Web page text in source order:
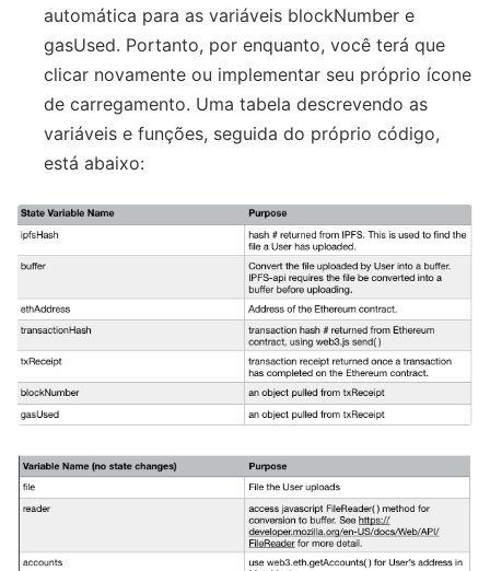
automática para as variáveis blockNumber e
gasUsed. Portanto, por enquanto, você terá que
clicar novamente ou implementar seu próprio ícone
de carregamento. Uma tabela descrevendo as
variáveis e funções, seguida do próprio código,
está abaixo: